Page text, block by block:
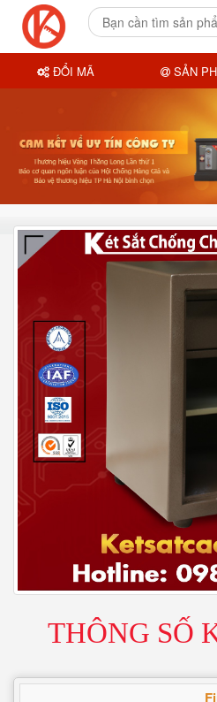
THÔNG SỐ
ĐỔI MÃ SẢN